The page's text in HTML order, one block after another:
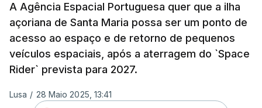
A Agência Espacial Portuguesa quer que a ilha
açoriana de Santa Maria possa ser um ponto de
acesso ao espaço e de retorno de pequenos
veículos espaciais, após a aterragem do `Space
Rider` prevista para 2027.
Lusa / 28 Maio 2025, 13:41